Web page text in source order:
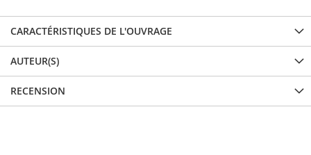
CARACTÉRISTIQUES DE L'OUVRAGE
AUTEUR(S)
RECENSION